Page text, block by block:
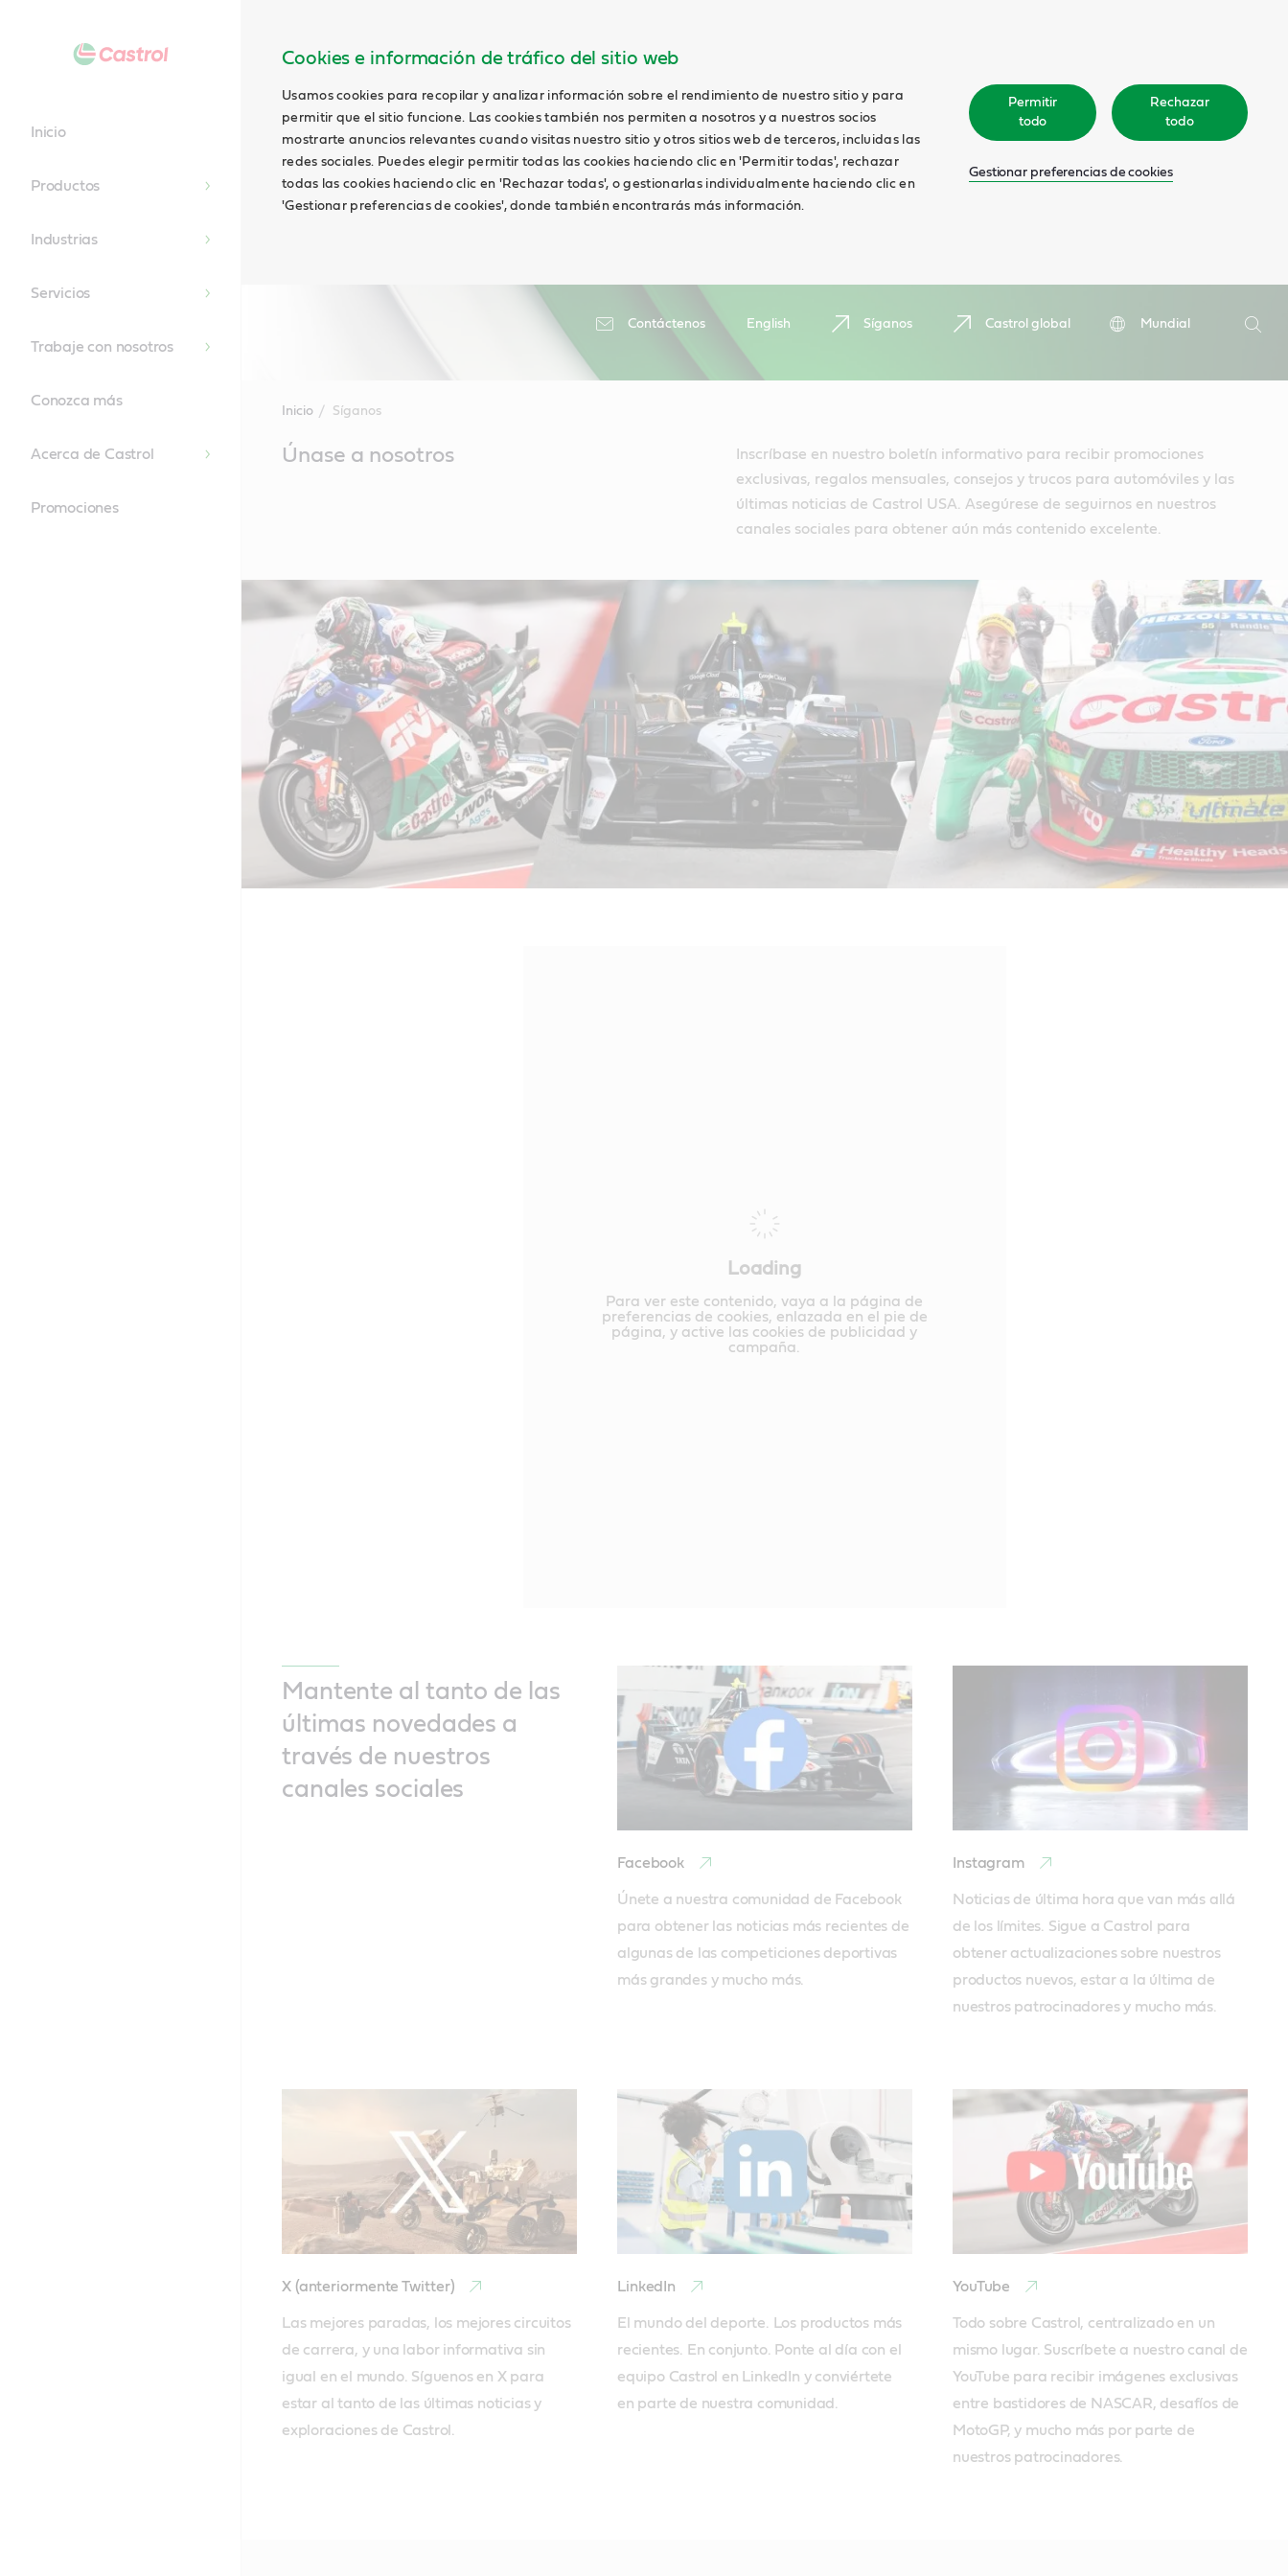
Cookies e información de tráfico del sitio web
Usamos cookies para recopilar y analizar información sobre el rendimiento de nuestro sitio y para
permitir que el sitio funcione. Las cookies también nos permiten a nosotros y a nuestros socios
mostrarte anuncios relevantes cuando visitas nuestro sitio y otros sitios web de terceros, incluidas las
redes sociales. Puedes elegir permitir todas las cookies haciendo clic en 'Permitir todas', rechazar
todas las cookies haciendo clic en 'Rechazar todas', o gestionarlas individualmente haciendo clic en
'Gestionar preferencias de cookies', donde también encontrarás más información.
Permitir
todo
Rechazar
todo
Gestionar preferencias de cookies
Contáctenos English Síganos Castrol global
Mundial
Search
Inicio
Productos
Industrias
Servicios
Trabaje con nosotros
Conozca más
Acerca de Castrol
Promociones
Inicio Síganos
ContentÚnase a nosotros
Inscríbase en nuestro boletín informativo para recibir promociones
exclusivas, regalos mensuales, consejos y trucos para automóviles y las
últimas noticias de Castrol USA. Asegúrese de seguirnos en nuestros
canales sociales para obtener aún más contenido excelente.
Loading
Para ver este contenido, vaya a la página de
preferencias de cookies, enlazada en el pie de
página, y active las cookies de publicidad y
campaña.
Mantente al tanto de las
últimas novedades a
través de nuestros
canales sociales
Facebook
Únete a nuestra comunidad de Facebook
para obtener las noticias más recientes de
algunas de las competiciones deportivas
más grandes y mucho más.
Instagram
Noticias de última hora que van más allá
de los límites. Sigue a Castrol para
obtener actualizaciones sobre nuestros
productos nuevos, estar a la última de
nuestros patrocinadores y mucho más.
X (anteriormente Twitter)
Las mejores paradas, los mejores circuitos
de carrera, y una labor informativa sin
igual en el mundo. Síguenos en X para
estar al tanto de las últimas noticias y
exploraciones de Castrol.
LinkedIn
El mundo del deporte. Los productos más
recientes. En conjunto. Ponte al día con el
equipo Castrol en LinkedIn y conviértete
en parte de nuestra comunidad.
YouTube
Todo sobre Castrol, centralizado en un
mismo lugar. Suscríbete a nuestro canal de
YouTube para recibir imágenes exclusivas
entre bastidores de NASCAR, desafíos de
MotoGP, y mucho más por parte de
nuestros patrocinadores.